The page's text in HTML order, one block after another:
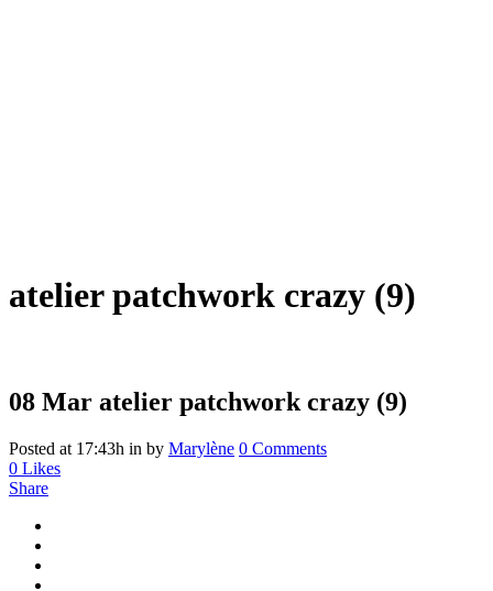
atelier patchwork crazy (9)
08 Mar atelier patchwork crazy (9)
Posted at 17:43h in by Marylène 0 Comments
0 Likes
Share